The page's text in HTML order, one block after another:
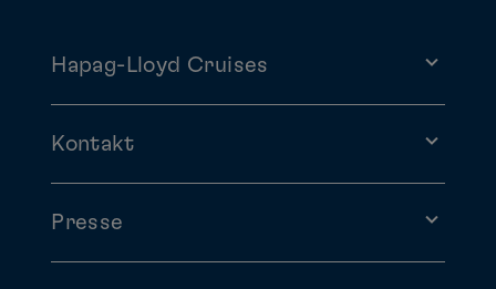
Hapag-Lloyd Cruises
Kontakt
Presse